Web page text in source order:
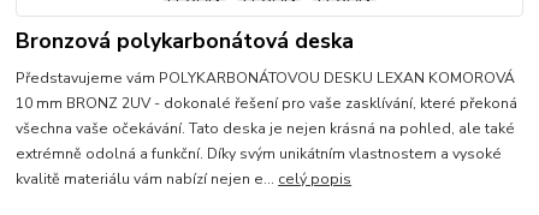
Bronzová polykarbonátová deska
Představujeme vám POLYKARBONÁTOVOU DESKU LEXAN KOMOROVÁ
10 mm BRONZ 2UV - dokonalé řešení pro vaše zasklívání, které překoná
všechna vaše očekávání. Tato deska je nejen krásná na pohled, ale také
extrémně odolná a funkční. Díky svým unikátním vlastnostem a vysoké
kvalitě materiálu vám nabízí nejen e... celý popis